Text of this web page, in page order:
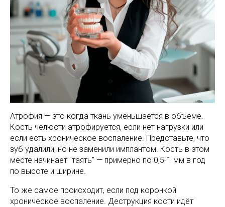
Атрофия — это когда ткань уменьшается в объёме.
Кость челюсти атрофируется, если нет нагрузки или
если есть хроническое воспаление. Представьте, что
зуб удалили, но не заменили имплантом. Кость в этом
месте начинает "таять" — примерно по 0,5-1 мм в год
по высоте и ширине.
То же самое происходит, если под коронкой
хроническое воспаление. Деструкция кости идёт